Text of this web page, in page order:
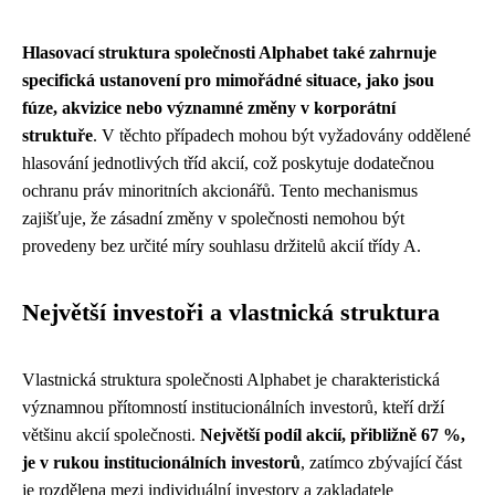
Hlasovací struktura společnosti Alphabet také zahrnuje
specifická ustanovení pro mimořádné situace, jako jsou
fúze, akvizice nebo významné změny v korporátní
struktuře. V těchto případech mohou být vyžadovány oddělené
hlasování jednotlivých tříd akcií, což poskytuje dodatečnou
ochranu práv minoritních akcionářů. Tento mechanismus
zajišťuje, že zásadní změny v společnosti nemohou být
provedeny bez určité míry souhlasu držitelů akcií třídy A.
Největší investoři a vlastnická struktura
Vlastnická struktura společnosti Alphabet je charakteristická
významnou přítomností institucionálních investorů, kteří drží
většinu akcií společnosti. Největší podíl akcií, přibližně 67 %,
je v rukou institucionálních investorů, zatímco zbývající část
je rozdělena mezi individuální investory a zakladatele